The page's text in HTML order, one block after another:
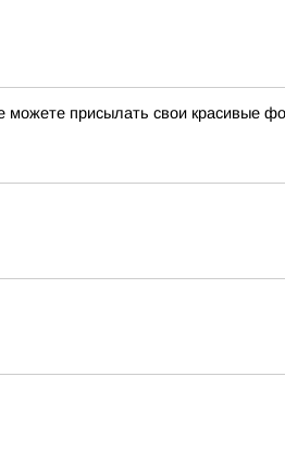
присылать свои красивые